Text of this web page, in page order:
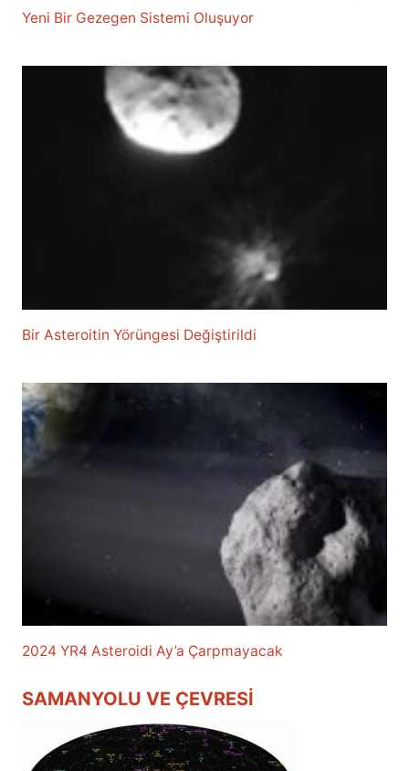
Yeni Bir Gezegen Sistemi Oluşuyor
Bir Asteroitin Yörüngesi Değiştirildi
2024 YR4 Asteroidi Ay’a Çarpmayacak
SAMANYOLU VE ÇEVRESI